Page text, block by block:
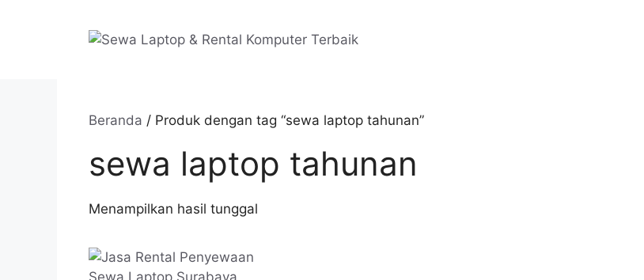
Beranda / Produk dengan tag “sewa laptop tahunan”
sewa laptop tahunan
Menampilkan hasil tunggal